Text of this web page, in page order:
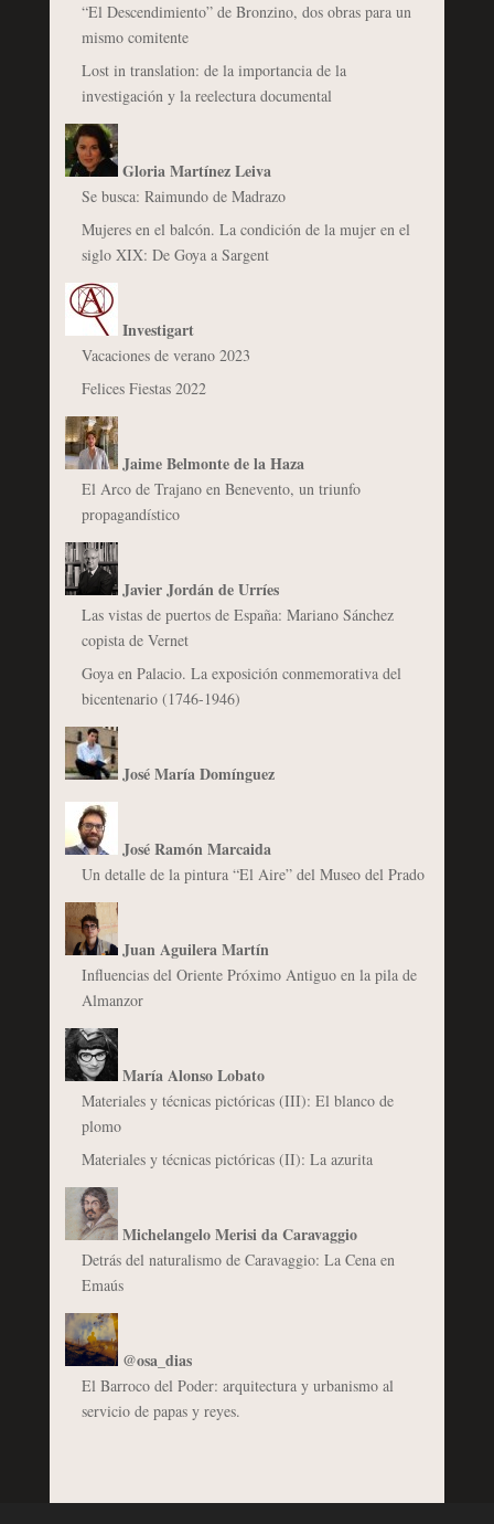
“El Descendimiento” de Bronzino, dos obras para un
mismo comitente
Lost in translation: de la importancia de la
investigación y la reelectura documental
Gloria Martínez Leiva
Se busca: Raimundo de Madrazo
Mujeres en el balcón. La condición de la mujer en el
siglo XIX: De Goya a Sargent
Investigart
Vacaciones de verano 2023
Felices Fiestas 2022
Jaime Belmonte de la Haza
El Arco de Trajano en Benevento, un triunfo
propagandístico
Javier Jordán de Urríes
Las vistas de puertos de España: Mariano Sánchez
copista de Vernet
Goya en Palacio. La exposición conmemorativa del
bicentenario (1746-1946)
José María Domínguez
José Ramón Marcaida
Un detalle de la pintura “El Aire” del Museo del Prado
Juan Aguilera Martín
Influencias del Oriente Próximo Antiguo en la pila de
Almanzor
María Alonso Lobato
Materiales y técnicas pictóricas (III): El blanco de
plomo
Materiales y técnicas pictóricas (II): La azurita
Michelangelo Merisi da Caravaggio
Detrás del naturalismo de Caravaggio: La Cena en
Emaús
@osa_dias
El Barroco del Poder: arquitectura y urbanismo al
servicio de papas y reyes.